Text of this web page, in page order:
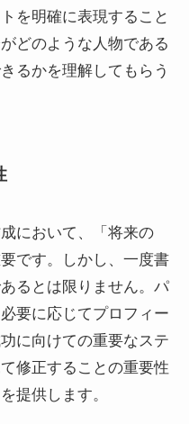
を明確に表現すること
どのような人物である
るかを理解してもらう
において、「将来の
です。しかし、一度書
るとは限りません。パ
要に応じてプロフィー
に向けての重要なステ
修正することの重要性
提供します。